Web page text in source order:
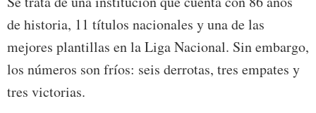
de historia, 11 títulos nacionales y una de las
mejores plantillas en la Liga Nacional. Sin embargo,
los números son fríos: seis derrotas, tres empates y
tres victorias.